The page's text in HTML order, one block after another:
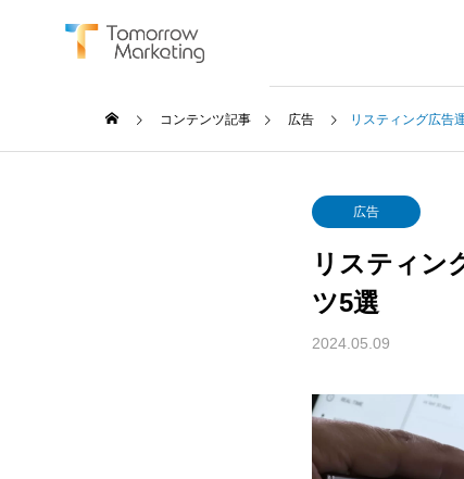
BtoB
BtoBマー
コンテンツ記事 広告 リスティング広告
広告
リスティン
ツ5選
2024.05.09